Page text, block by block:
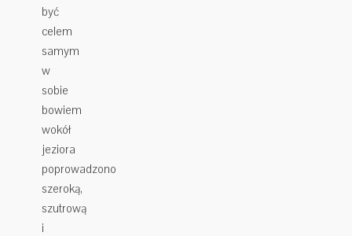
być
celem
samym
w
sobie
bowiem
wokół
jeziora
poprowadzono
szeroką,
szutrową
i